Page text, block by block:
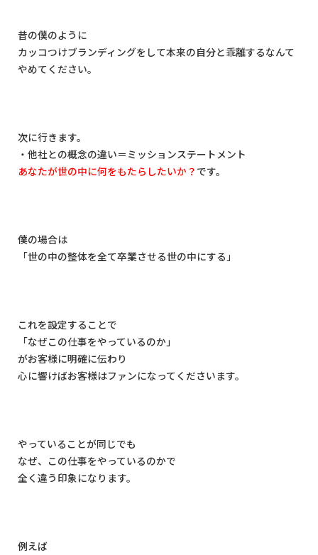
昔の僕のように
カッコつけブランディングをして本来の自分と乖離するなんて
やめてください。
次に行きます。
・他社との概念の違い＝ミッションステートメント
あなたが世の中に何をもたらしたいか？ です。
僕の場合は
「世の中の整体を全て卒業させる世の中にする」
これを設定することで
「なぜこの仕事をやっているのか」
がお客様に明確に伝わり
心に響けばお客様はファンになってくださいます。
やっていることが同じでも
なぜ、この仕事をやっているのかで
全く違う印象になります。
例えば